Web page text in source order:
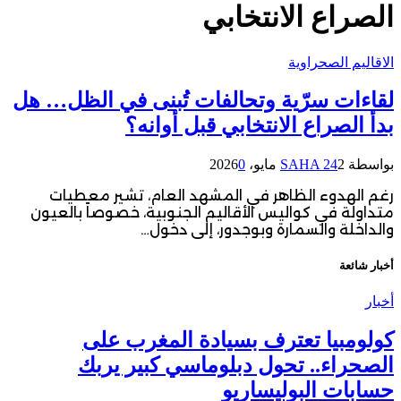
الصراع الانتخابي
الاقاليم الصحراوية
لقاءات سرّية وتحالفات تُبنى في الظل… هل
بدأ الصراع الانتخابي قبل أوانه؟
بواسطة SAHA 242 مايو، 2026 0
رغم الهدوء الظاهر في المشهد العام، تشير معطيات
متداولة في كواليس الأقاليم الجنوبية، خصوصاً بالعيون
والداخلة والسمارة وبوجدور، إلى دخول…
أخبار شائعة
أخبار
كولومبيا تعترف بسيادة المغرب على
الصحراء.. تحول دبلوماسي كبير يربك
حسابات البوليساريو